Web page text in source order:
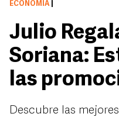
ECONOMÍA
Julio
Soriana:
las
Descubre las